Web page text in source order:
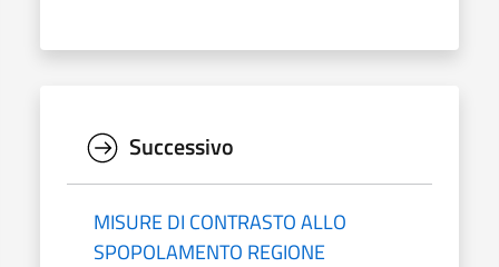
Successivo
MISURE DI CONTRASTO ALLO
SPOPOLAMENTO REGIONE